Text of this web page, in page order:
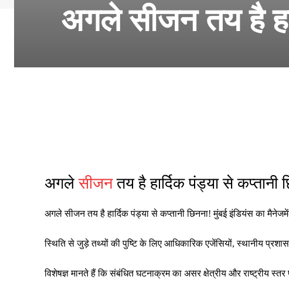
अगले सीजन तय है
अगलेसीजनतय है हार्दिक पंड्या से
अगले सीजन तय है हार्दिक पंड्या से कप्तानी छिनना! मुंबई इंडियंस का
स्थिति से जुड़े तथ्यों की पुष्टि के लिए आधिकारिक एजेंसियों, स्थानीय
विशेषज्ञ मानते हैं कि संबंधित घटनाक्रम का असर क्षेत्रीय और